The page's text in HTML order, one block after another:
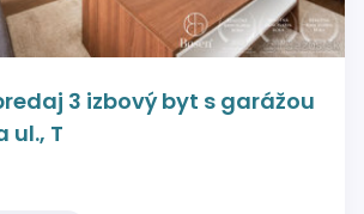
3 izbový byt s garážou
ul., T